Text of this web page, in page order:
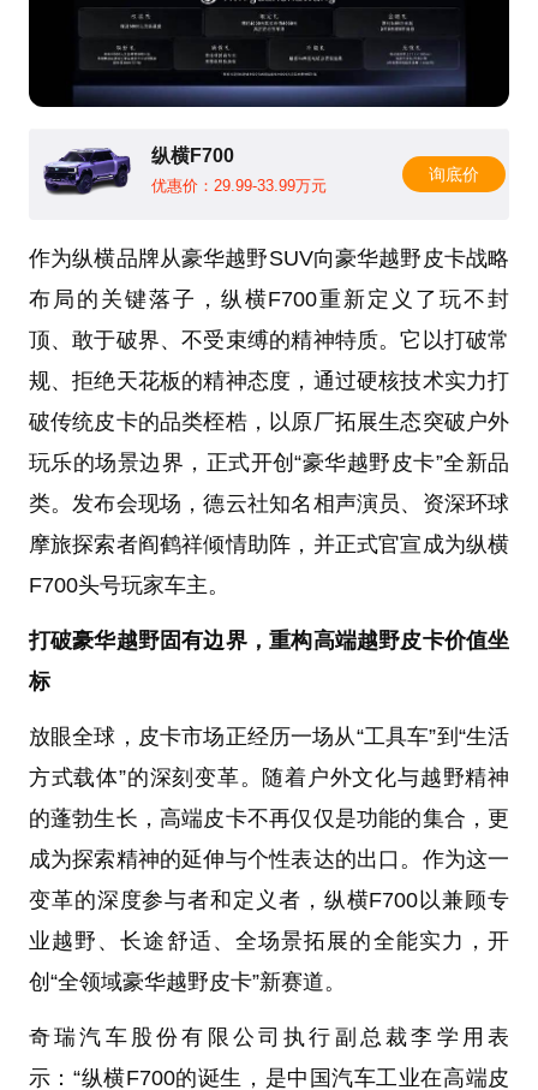
纵横F700
优惠价：29.99-33.99万元
询底价
作为纵横品牌从豪华越野SUV向豪华越野皮卡战略
布局的关键落子，纵横F700重新定义了玩不封
顶、敢于破界、不受束缚的精神特质。它以打破常
规、拒绝天花板的精神态度，通过硬核技术实力打
破传统皮卡的品类桎梏，以原厂拓展生态突破户外
玩乐的场景边界，正式开创“豪华越野皮卡”全新品
类。发布会现场，德云社知名相声演员、资深环球
摩旅探索者阎鹤祥倾情助阵，并正式官宣成为纵横
F700头号玩家车主。
打破豪华越野固有边界，重构高端越野皮卡价值坐
标
放眼全球，皮卡市场正经历一场从“工具车”到“生活
方式载体”的深刻变革。随着户外文化与越野精神
的蓬勃生长，高端皮卡不再仅仅是功能的集合，更
成为探索精神的延伸与个性表达的出口。作为这一
变革的深度参与者和定义者，纵横F700以兼顾专
业越野、长途舒适、全场景拓展的全能实力，开
创“全领域豪华越野皮卡”新赛道。
奇瑞汽车股份有限公司执行副总裁李学用表
示：“纵横F700的诞生，是中国汽车工业在高端皮